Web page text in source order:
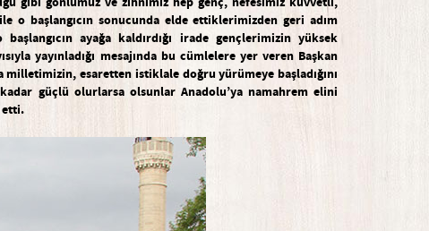
ile o başlangıcın sonucunda elde ettiklerimizden geri adım
başlangıcın ayağa kaldırdığı irade gençlerimizin yüksek
yayınladığı mesajında bu cümlelere yer veren Başkan
milletimizin, esaretten istiklale doğru yürümeye başladığını
güçlü olurlarsa olsunlar Anadolu’ya namahrem elini
etti.